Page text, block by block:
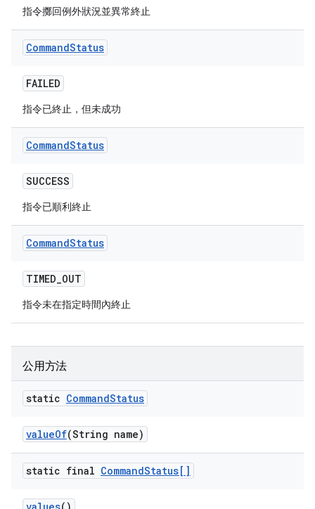
指令擲回例外狀況並異常終止
CommandStatus
FAILED
指令已終止，但未成功
CommandStatus
SUCCESS
指令已順利終止
CommandStatus
TIMED_OUT
指令未在指定時間內終止
公用方法
static CommandStatus
valueOf(String name)
static final CommandStatus[]